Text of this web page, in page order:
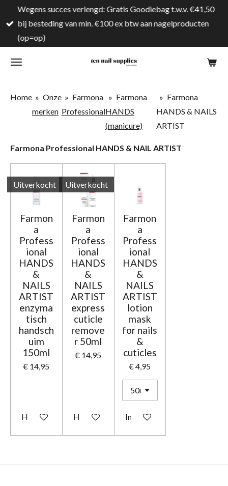
direct
naar
hoofdinhoud
Wegens succes verlengd: Gratis Goodiebag t.w.v. €41,50
bij besteding van min. €100 ex btw aan nagelproducten
(op=op)
Home » Onze
merken
» Farmona
Professional
» Farmona
HANDS
(manicure)
» Farmona
HANDS & NAILS
ARTIST
Farmona Professional HANDS & NAIL ARTIST
Uitverkocht
Farmon
a
Profess
ional
HANDS
&
NAILS
ARTIST
enzyma
tisch
handsch
uim
150ml
€ 14,95
Houd mij op de hoogte
Uitverkocht
Farmon
a
Profess
ional
HANDS
&
NAILS
ARTIST
express
cuticle
remove
r 50ml
€ 14,95
Houd mij op de hoogte
Farmon
a
Profess
ional
HANDS
&
NAILS
ARTIST
lotion
mask
for nails
&
cuticles
€ 4,95
In winkelwagen